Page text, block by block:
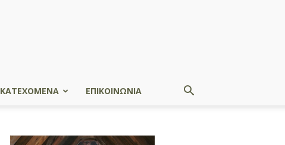
ΚΑΤΕΧΟΜΕΝΑ ΕΠΙΚΟΙΝΩΝΙΑ